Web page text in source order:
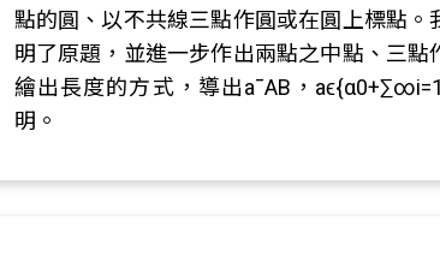
點的圓、以不共線三點作圓或在圓上標點
明了原題，並進一步作出兩點之中點、三
繪出長度的方式，導出a¯AB，
明。